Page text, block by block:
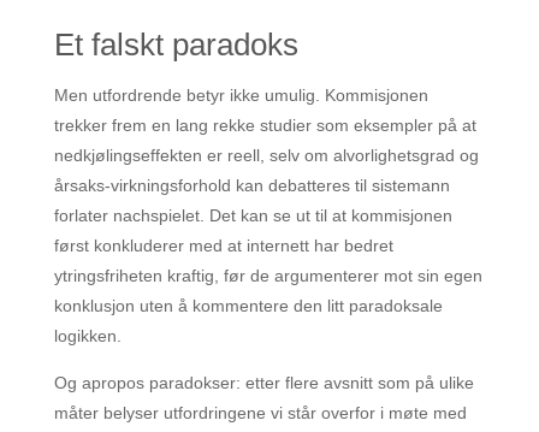
Et falskt paradoks
Men utfordrende betyr ikke umulig. Kommisjonen
trekker frem en lang rekke studier som eksempler på at
nedkjølingseffekten er reell, selv om alvorlighetsgrad og
årsaks-virkningsforhold kan debatteres til sistemann
forlater nachspielet. Det kan se ut til at kommisjonen
først konkluderer med at internett har bedret
ytringsfriheten kraftig, før de argumenterer mot sin egen
konklusjon uten å kommentere den litt paradoksale
logikken.
Og apropos paradokser: etter flere avsnitt som på ulike
måter belyser utfordringene vi står overfor i møte med